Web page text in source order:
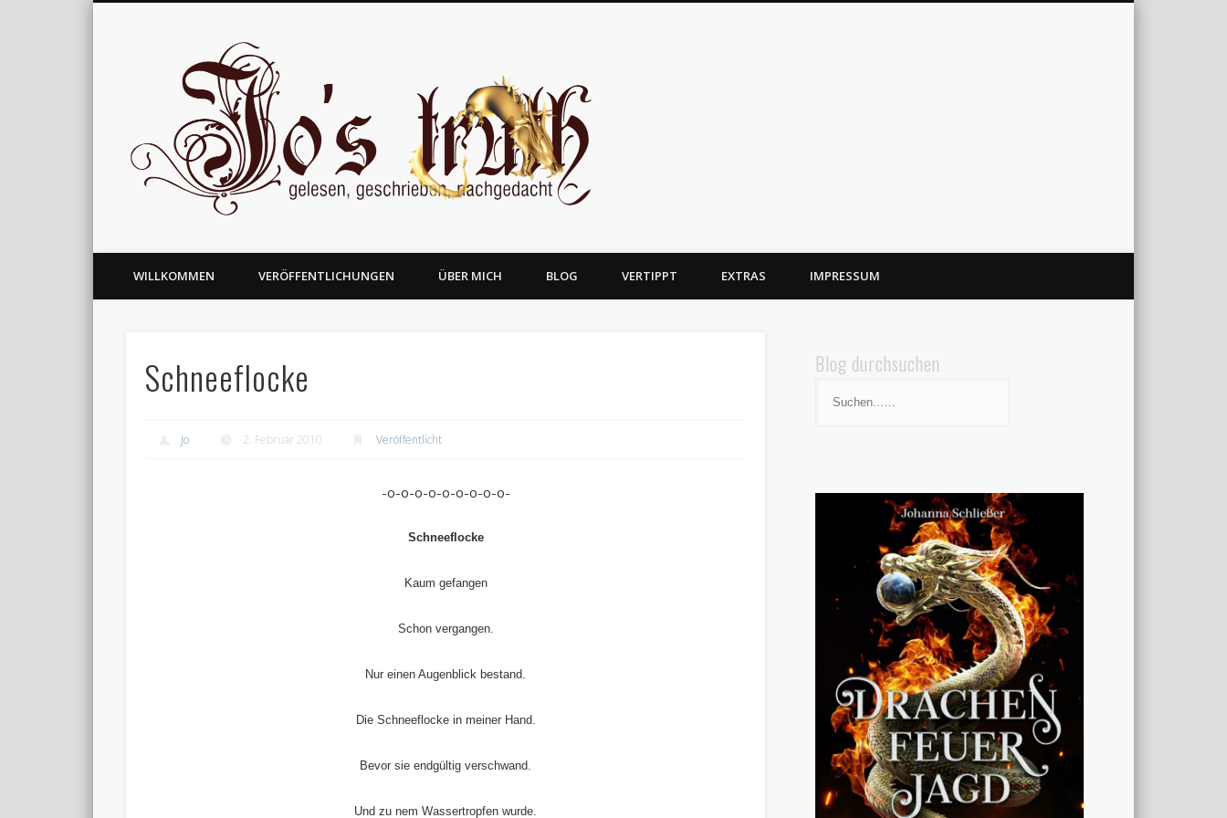
gelesen, geschrieben und nachgedacht
WILLKOMMEN VERÖFFENTLICHUNGEN ÜBER MICH BLOG VERTIPPT EXTRAS IMPRESSUM
Schneeflocke
Jo 2. Februar 2010 Veröffentlicht
-o-o-o-o-o-o-o-o-o-
Schneeflocke
Kaum gefangen
Schon vergangen.
Nur einen Augenblick bestand.
Die Schneeflocke in meiner Hand.
Bevor sie endgültig verschwand.
Und zu nem Wassertropfen wurde.
Blog durchsuchen